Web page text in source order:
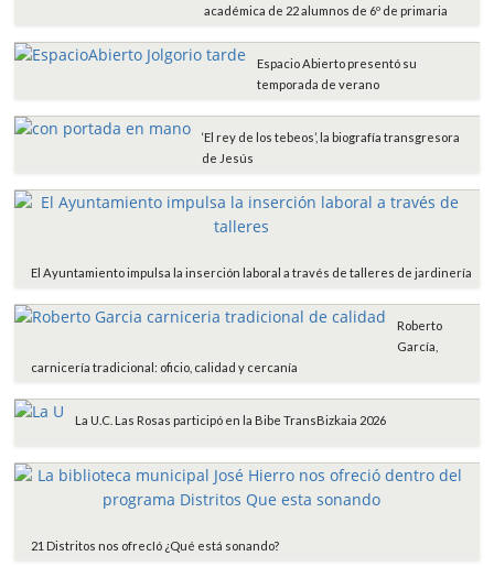
académica de 22 alumnos de 6º de primaria
Espacio Abierto presentó su
temporada de verano
‘El rey de los tebeos’, la biografía transgresora
de Jesús
El Ayuntamiento impulsa la inserción laboral a través de talleres de jardinería
Roberto
García,
carnicería tradicional: oficio, calidad y cercanía
La U.C. Las Rosas participó en la Bibe TransBizkaia 2026
21 Distritos nos ofrecIó ¿Qué está sonando?